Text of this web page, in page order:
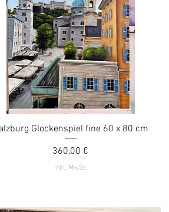
Schnellansicht
Glockenspiel fine 60 x 80 cm
Preis
360,00 €
inkl. MwSt.